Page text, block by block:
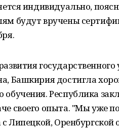
индивидуально,
будут вручены
государственного
Башкирия достигла
Республика
своего опыта. "Мы уже
Липецкой,